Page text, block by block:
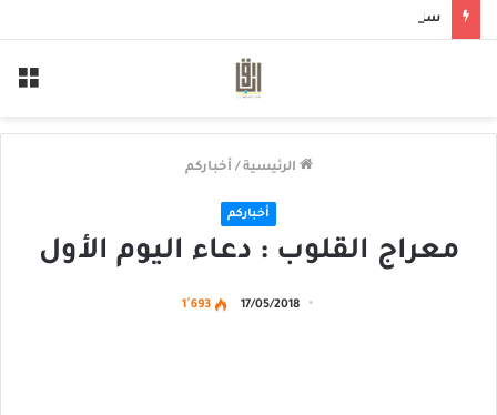
سلم لمن سالمكم
الرئيسية / أخباركم
أخباركم
معراج القلوب : دعاء اليوم الأول
17/05/2018 1٬693